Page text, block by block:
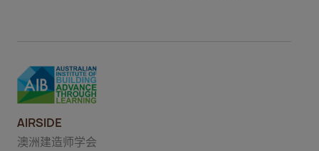
AIRSIDE
澳洲建造师学会